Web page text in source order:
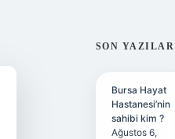
SON YAZILAR
Bursa Hayat
Hastanesi’nin
sahibi kim ?
Ağustos 6,